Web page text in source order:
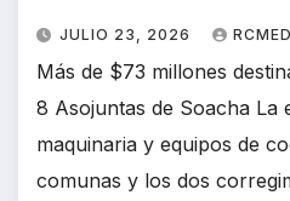
JULIO 23, 2026
Más de $73 millones
8 Asojuntas de Soacha ​La
maquinaria y equipos de
comunas y los dos